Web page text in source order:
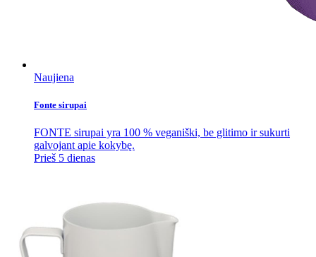
Naujiena
Fonte sirupai
FONTE sirupai yra 100 % veganiški, be glitimo ir sukurti
galvojant apie kokybę.
Prieš 5 dienas